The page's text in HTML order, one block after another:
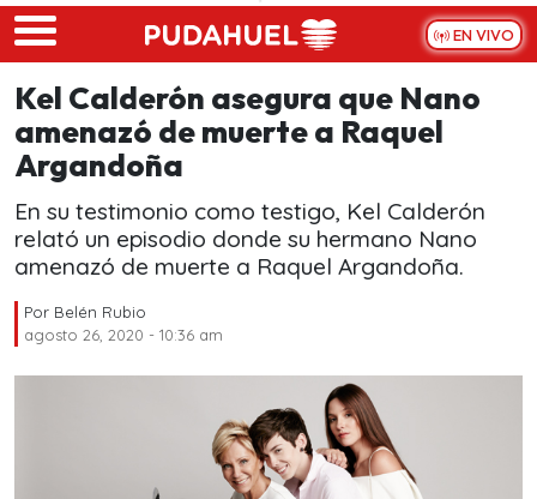
Skip to main content
EN VIVO
Kel Calderón asegura que Nano
amenazó de muerte a Raquel
Argandoña
En su testimonio como testigo, Kel Calderón
relató un episodio donde su hermano Nano
amenazó de muerte a Raquel Argandoña.
Por Belén Rubio
agosto 26, 2020 - 10:36 am